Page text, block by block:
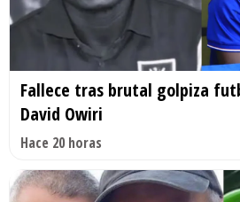
Fallece tras brutal golpiza
David Owiri
Hace 20 horas